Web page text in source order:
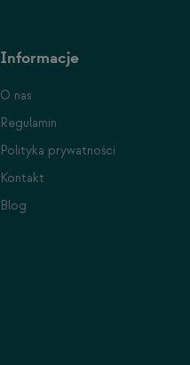
Informacje
O nas
Regulamin
Polityka prywatności
Kontakt
Blog